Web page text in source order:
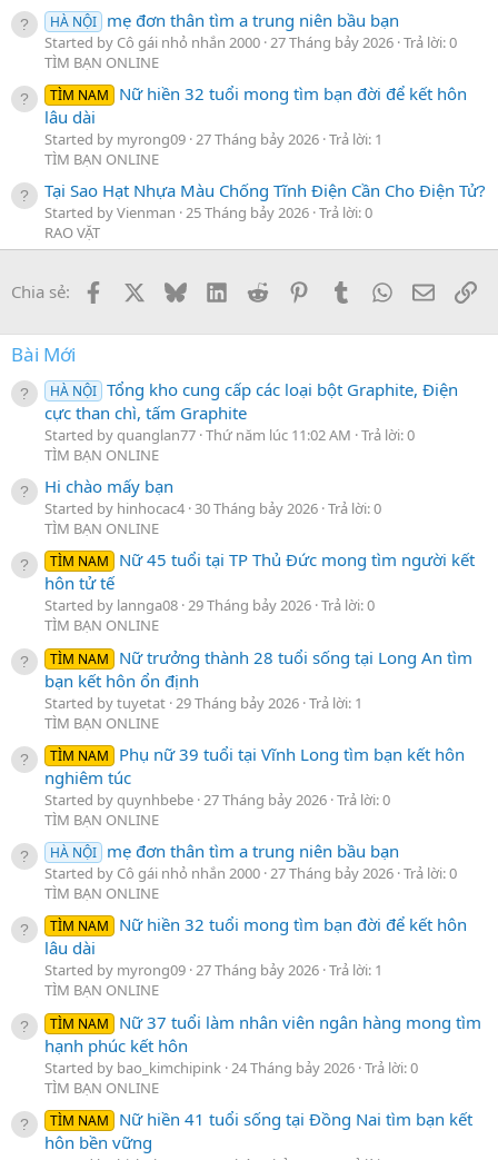
HÀ NỘI mẹ đơn thân tìm a trung niên bầu bạn
Started by Cô gái nhỏ nhắn 2000 27 Tháng bảy 2026 Trả lời: 0
TÌM BẠN ONLINE
TÌM NAM
Nữ hiền 32 tuổi mong tìm bạn đời để kết hôn
lâu dài
Started by myrong09 27 Tháng bảy 2026 Trả lời: 1
TÌM BẠN ONLINE
Tại Sao Hạt Nhựa Màu Chống Tĩnh Điện Cần Cho Điện Tử?
Started by Vienman 25 Tháng bảy 2026 Trả lời: 0
RAO VẶT
Chia sẻ: Facebook BlueskyLinkedInReddit PinterestTumblrWhatsApp
Email
Bài Mới
HÀ NỘI Tổng kho cung cấp các loại bột Graphite, Điện
cực than chì, tấm Graphite
Started by quanglan77 Thứ năm lúc 11:02 AM Trả lời: 0
TÌM BẠN ONLINE
Hi chào mấy bạn
Started by hinhocac4 30 Tháng bảy 2026 Trả lời: 0
TÌM BẠN ONLINE
TÌM NAM
Nữ 45 tuổi tại TP Thủ Đức mong tìm người kết
hôn tử tế
Started by lannga08 29 Tháng bảy 2026 Trả lời: 0
TÌM BẠN ONLINE
TÌM NAM
Nữ trưởng thành 28 tuổi sống tại Long An tìm
bạn kết hôn ổn định
Started by tuyetat 29 Tháng bảy 2026 Trả lời: 1
TÌM BẠN ONLINE
TÌM NAM
Phụ nữ 39 tuổi tại Vĩnh Long tìm bạn kết hôn
nghiêm túc
Started by quynhbebe 27 Tháng bảy 2026 Trả lời: 0
TÌM BẠN ONLINE
HÀ NỘI mẹ đơn thân tìm a trung niên bầu bạn
Started by Cô gái nhỏ nhắn 2000 27 Tháng bảy 2026 Trả lời: 0
TÌM BẠN ONLINE
TÌM NAM
Nữ hiền 32 tuổi mong tìm bạn đời để kết hôn
lâu dài
Started by myrong09 27 Tháng bảy 2026 Trả lời: 1
TÌM BẠN ONLINE
TÌM NAM
Nữ 37 tuổi làm nhân viên ngân hàng mong tìm
hạnh phúc kết hôn
Started by bao_kimchipink 24 Tháng bảy 2026 Trả lời: 0
TÌM BẠN ONLINE
TÌM NAM
Nữ hiền 41 tuổi sống tại Đồng Nai tìm bạn kết
hôn bền vững